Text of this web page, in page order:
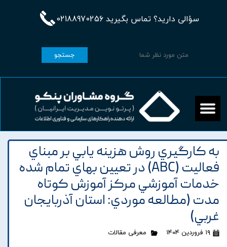
سؤالی دارید؟ تماس بگیرید 02188970256
جستجو
به کارگيري روش هزينه يابي بر مبناي
فعاليت (ABC) در تعيين بهاي تمام شده
خدمات آموزشي مرکز آموزش کوتاه
مدت (مطالعه موردي: استان آذربايجان
غربي)
۱۹ فروردین ۱۴۰۴ معرفی مقالات